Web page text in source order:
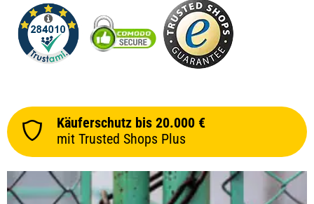
Käuferschutz bis 20.000 €
mit Trusted Shops Plus